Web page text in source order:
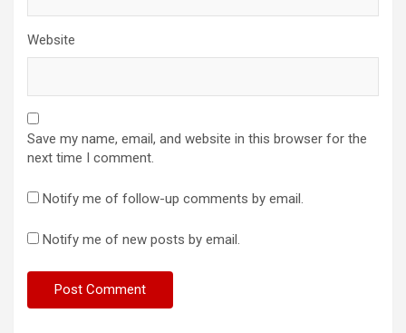
Website
Save my name, email, and website in this browser for the
next time I comment.
Notify me of follow-up comments by email.
Notify me of new posts by email.